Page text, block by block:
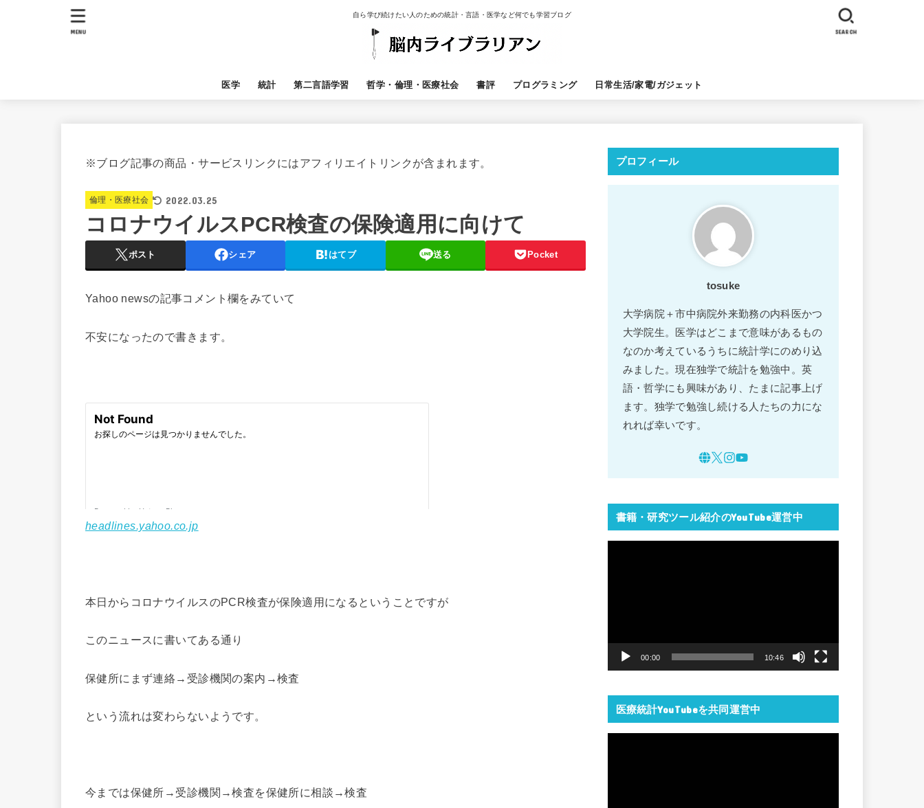
自ら学び続けたい人のための統計・言語・医学など何でも学習ブログ
医学 統計 第二言語学習 哲学・倫理・医療社会 書評 プログラミング 日常生活/家電/ガジェット
SEARCH
MENU
※ブログ記事の商品・サービスリンクにはアフィリエイトリンクが含まれます。
倫理・医療社会 2022.03.25
コロナウイルスPCR検査の保険適用に向けて
ポスト シェア はてブ 送る Pocket
Yahoo newsの記事コメント欄をみていて
不安になったので書きます。
headlines.yahoo.co.jp
本日からコロナウイルスのPCR検査が保険適用になるということですが
このニュースに書いてある通り
保健所にまず連絡→受診機関の案内→検査
という流れは変わらないようです。
今までは保健所→受診機関→検査を保健所に相談→検査
プロフィール
tosuke
大学病院＋市中病院外来勤務の内科医かつ
大学院生。医学はどこまで意味があるもの
なのか考えているうちに統計学にのめり込
みました。現在独学で統計を勉強中。英
語・哲学にも興味があり、たまに記事上げ
ます。独学で勉強し続ける人たちの力にな
れれば幸いです。
書籍・研究ツール紹介のYouTube運営中
ヤ
00:00 10:46
医療統計YouTubeを共同運営中